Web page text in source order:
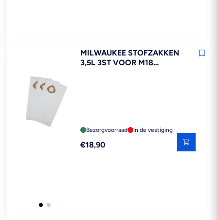
MILWAUKEE STOFZAKKEN
3,5L 3ST VOOR M18
Bezorgvoorraad In de vestiging
Reguliere
€18,90